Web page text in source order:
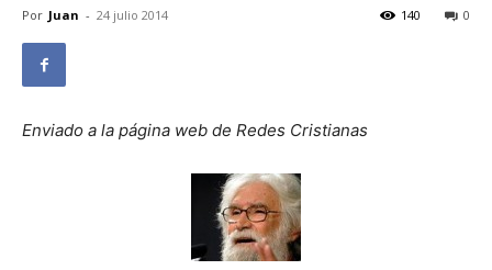
Por Juan - 24 julio 2014 0
140
Enviado a la página web de Redes Cristianas